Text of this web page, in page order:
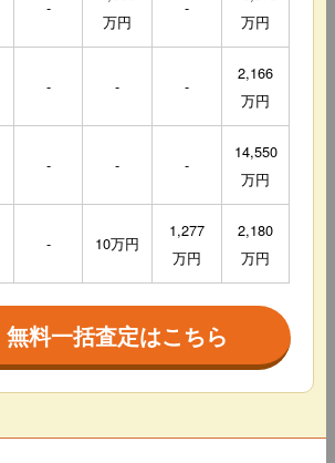
-
万円
-
万円
- - -
2,166
万円
- - -
14,550
万円
- 10万円
1,277
万円
2,180
万円
無料一括査定はこちら